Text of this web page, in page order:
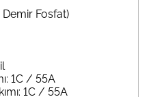
Demir Fosfat)
1C / 55A
1C / 55A